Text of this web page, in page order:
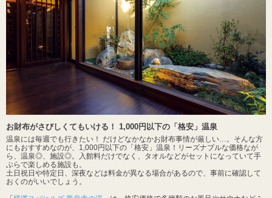
お財布がさびしくてもいける！ 1,000円以下の「格安」温泉
温泉には毎週でも行きたい！ だけどなかなかお財布事情が厳しい…。そんな方
にもおすすめなのが、1,000円以下の「格安」温泉！リーズナブルな価格なが
ら、温泉◎、施設◎。入館料だけでなく、タオルなどがセットになっていて手
ぶらで楽しめる施設も。
土日祝日や特定日、深夜などは料金が異なる場合があるので、事前に確認して
おくのがいいでしょう。